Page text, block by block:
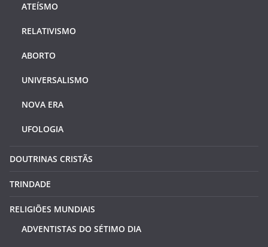
ATEÍSMO
RELATIVISMO
ABORTO
UNIVERSALISMO
NOVA ERA
UFOLOGIA
DOUTRINAS CRISTÃS
TRINDADE
RELIGIÕES MUNDIAIS
ADVENTISTAS DO SÉTIMO DIA